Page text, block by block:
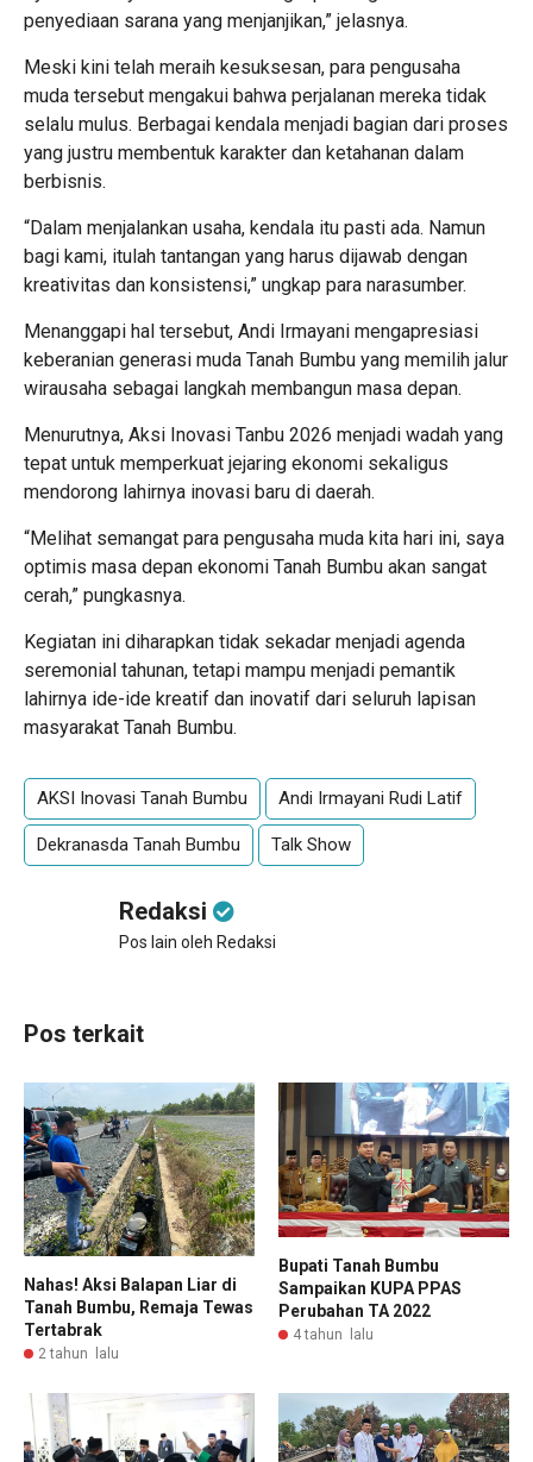
penyediaan sarana yang menjanjikan,” jelasnya.
Meski kini telah meraih kesuksesan, para pengusaha
muda tersebut mengakui bahwa perjalanan mereka tidak
selalu mulus. Berbagai kendala menjadi bagian dari proses
yang justru membentuk karakter dan ketahanan dalam
berbisnis.
“Dalam menjalankan usaha, kendala itu pasti ada. Namun
bagi kami, itulah tantangan yang harus dijawab dengan
kreativitas dan konsistensi,” ungkap para narasumber.
Menanggapi hal tersebut, Andi Irmayani mengapresiasi
keberanian generasi muda Tanah Bumbu yang memilih jalur
wirausaha sebagai langkah membangun masa depan.
Menurutnya, Aksi Inovasi Tanbu 2026 menjadi wadah yang
tepat untuk memperkuat jejaring ekonomi sekaligus
mendorong lahirnya inovasi baru di daerah.
“Melihat semangat para pengusaha muda kita hari ini, saya
optimis masa depan ekonomi Tanah Bumbu akan sangat
cerah,” pungkasnya.
Kegiatan ini diharapkan tidak sekadar menjadi agenda
seremonial tahunan, tetapi mampu menjadi pemantik
lahirnya ide-ide kreatif dan inovatif dari seluruh lapisan
masyarakat Tanah Bumbu.
AKSI Inovasi Tanah Bumbu Andi Irmayani Rudi Latif
Dekranasda Tanah Bumbu Talk Show
Redaksi
Pos lain oleh Redaksi
Pos terkait
Nahas! Aksi Balapan Liar di
Tanah Bumbu, Remaja Tewas
Tertabrak
2 tahun lalu
Bupati Tanah Bumbu
Sampaikan KUPA PPAS
Perubahan TA 2022
4 tahun lalu